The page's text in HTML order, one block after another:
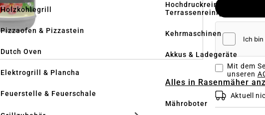
Holzkohlegrill
Pizzaofen & Pizzastein
Dutch Oven
Elektrogrill & Plancha
Feuerstelle & Feuerschale
Hochdruckreiniger &
Terrassenreinigung
Kehrmaschinen
Akkus & Ladegeräte
Alles in Rasenmäher
Mähroboter
Mit dem
unseren
Aktuell